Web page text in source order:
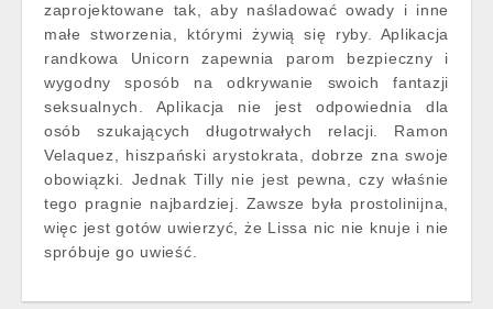
zaprojektowane tak, aby naśladować owady i inne
małe stworzenia, którymi żywią się ryby. Aplikacja
randkowa Unicorn zapewnia parom bezpieczny i
wygodny sposób na odkrywanie swoich fantazji
seksualnych. Aplikacja nie jest odpowiednia dla
osób szukających długotrwałych relacji. Ramon
Velaquez, hiszpański arystokrata, dobrze zna swoje
obowiązki. Jednak Tilly nie jest pewna, czy właśnie
tego pragnie najbardziej. Zawsze była prostolinijna,
więc jest gotów uwierzyć, że Lissa nic nie knuje i nie
spróbuje go uwieść.